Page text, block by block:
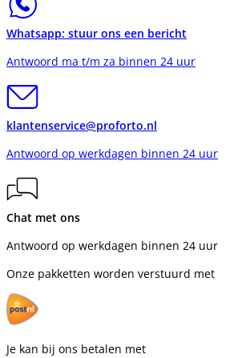
Whatsapp: stuur ons een bericht
Antwoord ma t/m za binnen 24 uur
klantenservice@proforto.nl
Antwoord op werkdagen binnen 24 uur
Chat met ons
Antwoord op werkdagen binnen 24 uur
Onze pakketten worden verstuurd met
Je kan bij ons betalen met